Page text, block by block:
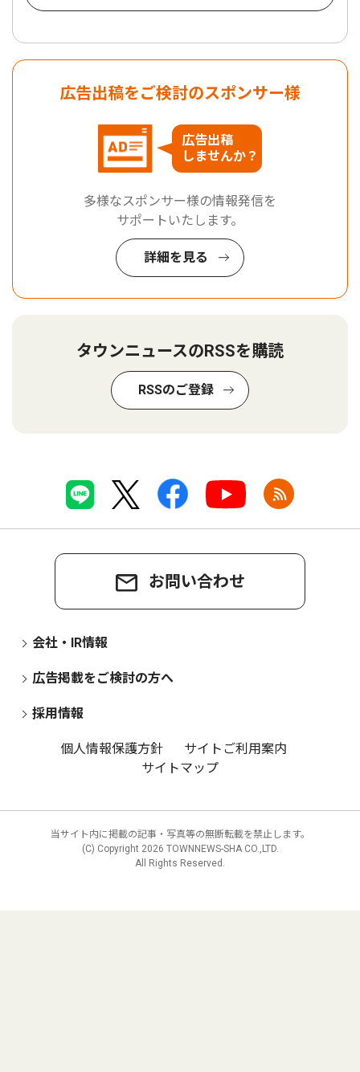
広告出稿をご検討のスポンサー様
広告出稿
しませんか？
多様なスポンサー様の情報発信を
サポートいたします。
詳細を見る
タウンニュースのRSSを購読
RSSのご登録
お問い合わせ
会社・IR情報
広告掲載をご検討の方へ
採用情報
個人情報保護方針
サイトご利用案内
サイトマップ
当サイト内に掲載の記事・写真等の無断転載を禁止します。
(C) Copyright 2026 TOWNNEWS-SHA CO.,LTD.
All Rights Reserved.